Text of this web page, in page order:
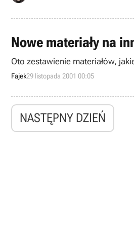
Nowe materiały na
Oto zestawienie materiałów,
Fajek29 listopada 2001 00:05
NASTĘPNY DZIEŃ